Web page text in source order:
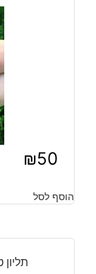
₪50
הוסף לסל